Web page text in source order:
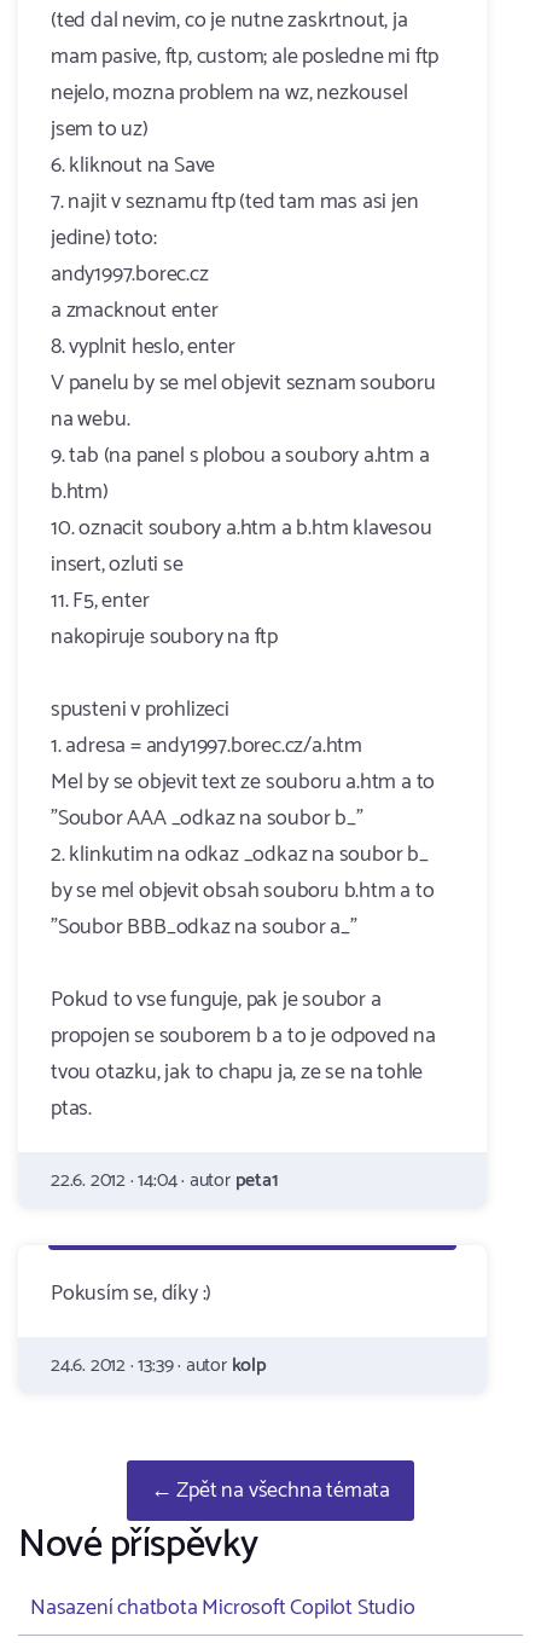
(ted dal nevim, co je nutne zaskrtnout, ja
mam pasive, ftp, custom; ale posledne mi ftp
nejelo, mozna problem na wz, nezkousel
jsem to uz)
6. kliknout na Save
7. najit v seznamu ftp (ted tam mas asi jen
jedine) toto:
andy1997.borec.cz
a zmacknout enter
8. vyplnit heslo, enter
V panelu by se mel objevit seznam souboru
na webu.
9. tab (na panel s plobou a soubory a.htm a
b.htm)
10. oznacit soubory a.htm a b.htm klavesou
insert, ozluti se
11. F5, enter
nakopiruje soubory na ftp
spusteni v prohlizeci
1. adresa = andy1997.borec.cz/a.htm
Mel by se objevit text ze souboru a.htm a to
"Soubor AAA _odkaz na soubor b_"
2. klinkutim na odkaz _odkaz na soubor b_
by se mel objevit obsah souboru b.htm a to
"Soubor BBB_odkaz na soubor a_"
Pokud to vse funguje, pak je soubor a
propojen se souborem b a to je odpoved na
tvou otazku, jak to chapu ja, ze se na tohle
ptas.
22.6. 2012 · 14:04 · autorpeta1
Pokusím se, díky :)
24.6. 2012 · 13:39 · autorkolp
← Zpět na všechna témata
Nové příspěvky
Nasazení chatbota Microsoft Copilot Studio